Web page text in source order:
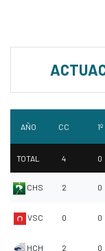
AÑO CC 1º
TOTAL 4 0
CHS 2 0
VSC 0 0
HCH 2 0